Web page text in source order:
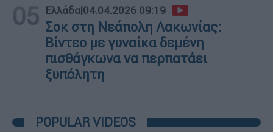
05 Ελλάδα|04.04.2026 09:19
Σοκ στη Νεάπολη Λακωνίας:
Βίντεο με γυναίκα δεμένη
πισθάγκωνα να περπατάει
ξυπόλητη
POPULAR VIDEOS